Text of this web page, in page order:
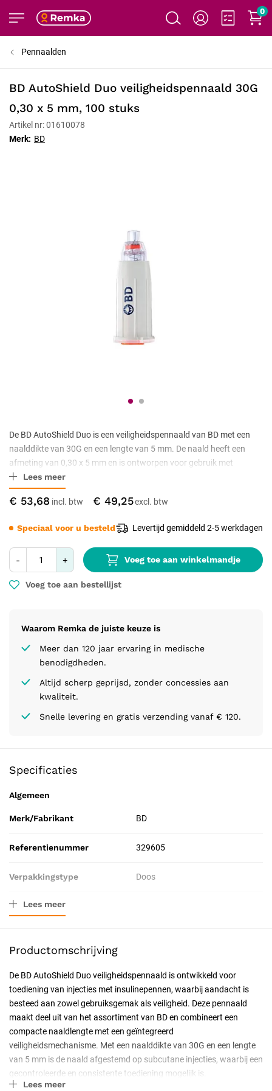
0
Pennaalden
BD AutoShield Duo veiligheidspennaald 30G
0,30 x 5 mm, 100 stuks
Artikel nr: 01610078
Merk: BD
€ 53,68 € 49,25
- + Voeg toe aan winkelmandje
Voeg toe aan bestellijst
Waarom Remka de juiste keuze is
Meer dan 120 jaar ervaring in medische
benodigdheden.
Altijd scherp geprijsd, zonder concessies aan
kwaliteit.
Snelle levering en gratis verzending vanaf € 120.
Speciaal voor u besteld Levertijd gemiddeld 2-5 werkdagen
De BD AutoShield Duo is een veiligheidspennaald van BD met een
naalddikte van 30G en een lengte van 5 mm. De naald heeft een
afmeting van 0,30 x 5 mm en is ontworpen voor gebruik met
insulinepennen. Dankzij de geïntegreerde veiligheidsvoorziening
wordt het risico op prikincidenten verminderd. De verpakking bevat
100 stuks, geschikt voor eenmalig gebruik.
Lees meer
Specificaties
Algemeen
Merk/Fabrikant BD
Referentienummer 329605
Verpakkingstype Doos
Toepassing
Geschiktheid Voor eenmalig gebruik
Uitvoering Steriel
Certificering
Huidtype
Lees meer
Productomschrijving
De BD AutoShield Duo veiligheidspennaald is ontwikkeld voor
toediening van injecties met insulinepennen, waarbij aandacht is
besteed aan zowel gebruiksgemak als veiligheid. Deze pennaald
maakt deel uit van het assortiment van BD en combineert een
compacte naaldlengte met een geïntegreerd
veiligheidsmechanisme. Met een naalddikte van 30G en een lengte
van 5 mm is de naald afgestemd op subcutane injecties, waarbij een
gecontroleerde en consistente toediening mogelijk is.
Lees meer